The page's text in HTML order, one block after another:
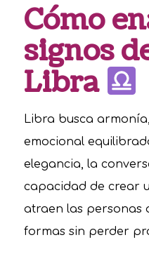
Cómo
signos
Libra
Libra busca
emocional
elegancia, la
capacidad de crear
atraen las personas
formas sin perder